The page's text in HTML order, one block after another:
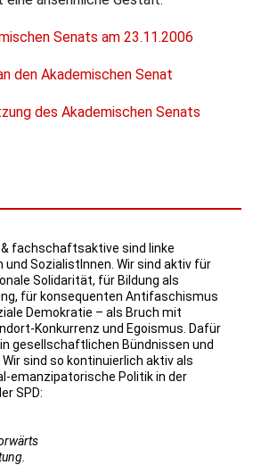
Senats am 23.11.2006
den Akademischen Senat
des Akademischen Senats
fachschaftsaktive sind linke
und SozialistInnen. Wir sind aktiv für
Solidarität, für Bildung als
für konsequenten Antifaschismus
Demokratie – als Bruch mit
Konkurrenz und Egoismus. Dafür
gesellschaftlichen Bündnissen und
sind so kontinuierlich aktiv als
emanzipatorische Politik in der
SPD: